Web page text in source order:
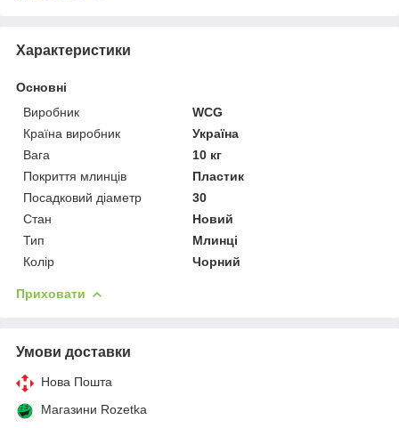
Характеристики
Основні
Виробник
WCG
Країна виробник
Україна
Вага
10 кг
Покриття млинців
Пластик
Посадковий діаметр
30
Стан
Новий
Тип
Млинці
Колір
Чорний
Приховати
Умови доставки
Нова Пошта
Магазини Rozetka